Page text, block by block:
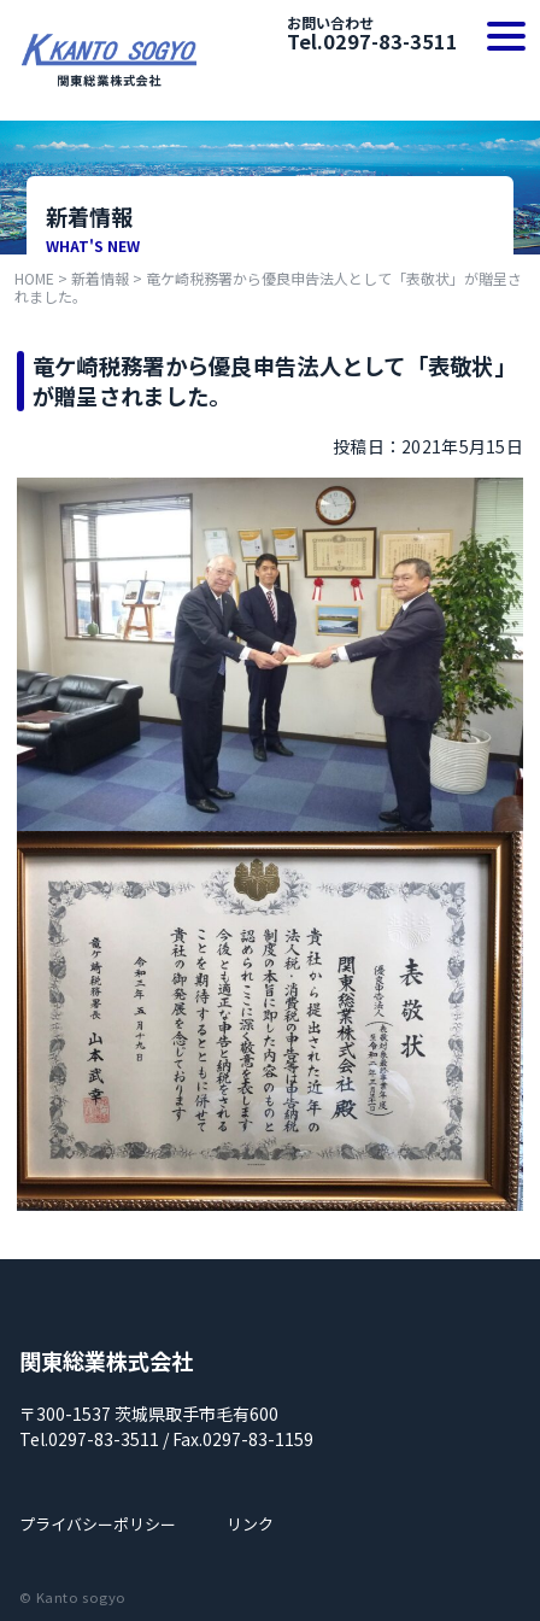
content
お問い合わせ
Tel.0297-83-3511
新着情報
WHAT'S NEW
HOME >新着情報 > 竜ケ崎税務署から優良申告法人として「表敬状」が贈呈さ
れました。
竜ケ崎税務署から優良申告法人として「表敬状」
が贈呈されました。
投稿日：2021年5月15日
関東総業株式会社
〒300-1537 茨城県取手市毛有600
Tel.0297-83-3511 / Fax.0297-83-1159
プライバシーポリシー リンク
© Kanto sogyo